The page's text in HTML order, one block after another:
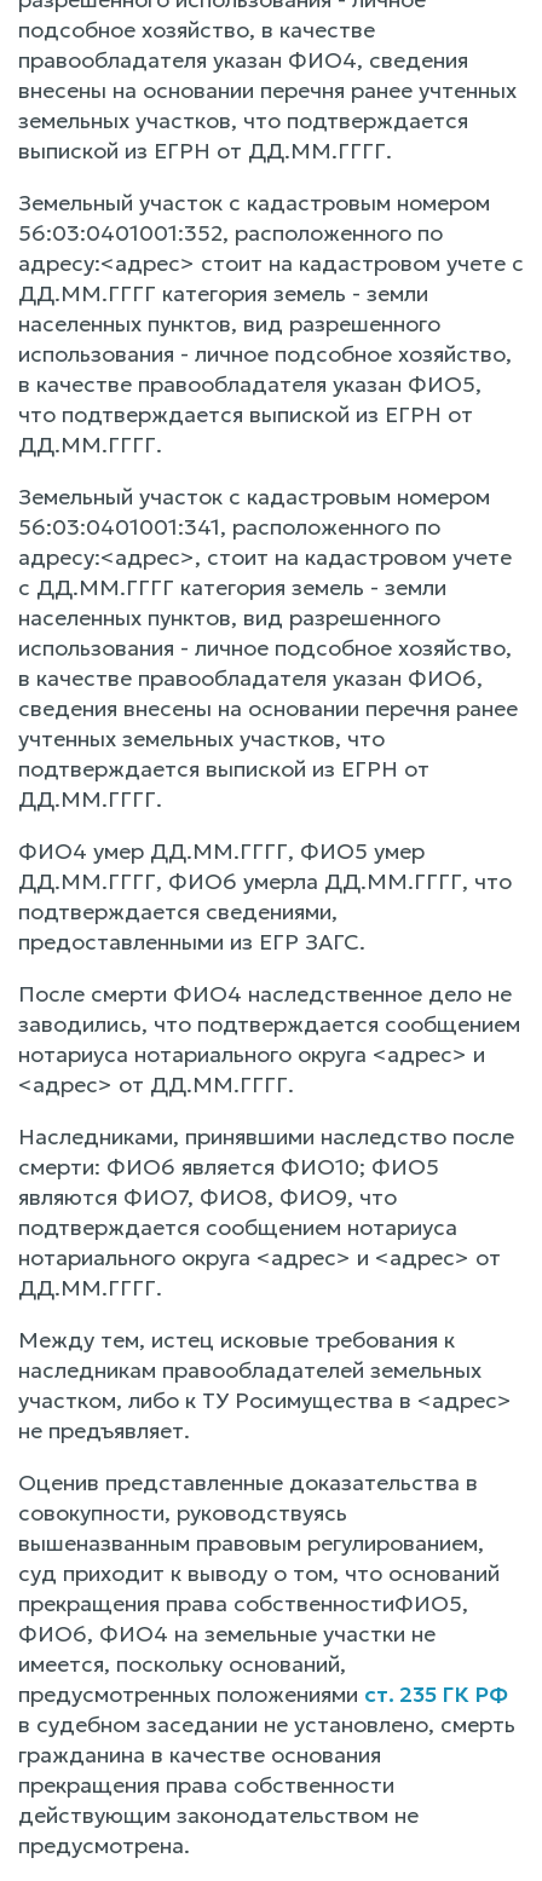
подсобное хозяйство, в качестве
правообладателя указан ФИО4, сведения
внесены на основании перечня ранее учтенных
земельных участков, что подтверждается
выпиской из ЕГРН от ДД.ММ.ГГГГ.
Земельный участок с кадастровым номером
56:03:0401001:352, расположенного по
адресу:<адрес> стоит на кадастровом учете с
ДД.ММ.ГГГГ категория земель - земли
населенных пунктов, вид разрешенного
использования - личное подсобное хозяйство,
в качестве правообладателя указан ФИО5,
что подтверждается выпиской из ЕГРН от
ДД.ММ.ГГГГ.
Земельный участок с кадастровым номером
56:03:0401001:341, расположенного по
адресу:<адрес>, стоит на кадастровом учете
с ДД.ММ.ГГГГ категория земель - земли
населенных пунктов, вид разрешенного
использования - личное подсобное хозяйство,
в качестве правообладателя указан ФИО6,
сведения внесены на основании перечня ранее
учтенных земельных участков, что
подтверждается выпиской из ЕГРН от
ДД.ММ.ГГГГ.
ФИО4 умер ДД.ММ.ГГГГ, ФИО5 умер
ДД.ММ.ГГГГ, ФИО6 умерла ДД.ММ.ГГГГ, что
подтверждается сведениями,
предоставленными из ЕГР ЗАГС.
После смерти ФИО4 наследственное дело не
заводились, что подтверждается сообщением
нотариуса нотариального округа <адрес> и
<адрес> от ДД.ММ.ГГГГ.
Наследниками, принявшими наследство после
смерти: ФИО6 является ФИО10; ФИО5
являются ФИО7, ФИО8, ФИО9, что
подтверждается сообщением нотариуса
нотариального округа <адрес> и <адрес> от
ДД.ММ.ГГГГ.
Между тем, истец исковые требования к
наследникам правообладателей земельных
участком, либо к ТУ Росимущества в <адрес>
не предъявляет.
Оценив представленные доказательства в
совокупности, руководствуясь
вышеназванным правовым регулированием,
суд приходит к выводу о том, что оснований
прекращения права собственностиФИО5,
ФИО6, ФИО4 на земельные участки не
имеется, поскольку оснований,
предусмотренных положениями ст. 235 ГК РФ
в судебном заседании не установлено, смерть
гражданина в качестве основания
прекращения права собственности
действующим законодательством не
предусмотрена.